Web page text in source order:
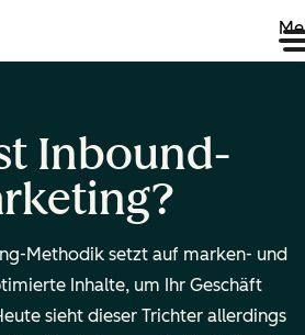
Inbound-
Methodik setzt auf marken- und
Inhalte, um Ihr Geschäft
sieht dieser Trichter allerdings